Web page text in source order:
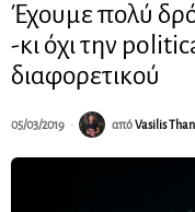
Έχουμε πολύ
-κι όχι την
διαφορετικού
05/03/2019 απόVasilis